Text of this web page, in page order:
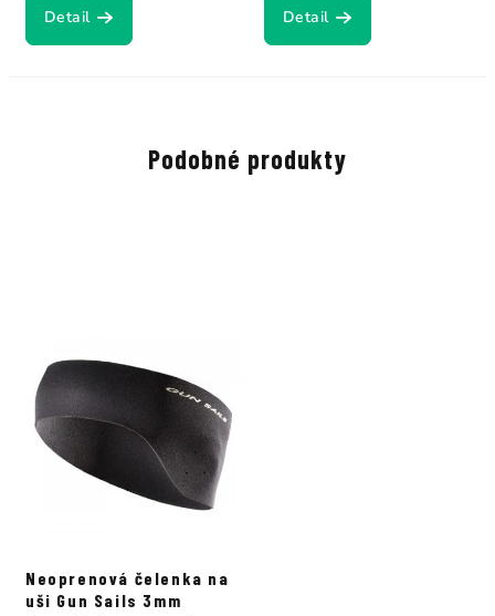
Detail Detail
Podobné produkty
Neoprenová čelenka na
uši Gun Sails 3mm